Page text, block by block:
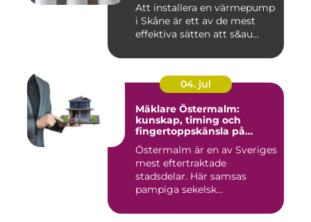
Att installera en värmepump
i Skåne är ett av de mest
effektiva sätten att s&au...
04. jul
Mäklare Östermalm:
kunskap, timing och
fingertoppskänsla på
stockholms mest klassiska
adress
Östermalm är en av Sveriges
mest eftertraktade
stadsdelar. Här samsas
pampiga sekelsk...